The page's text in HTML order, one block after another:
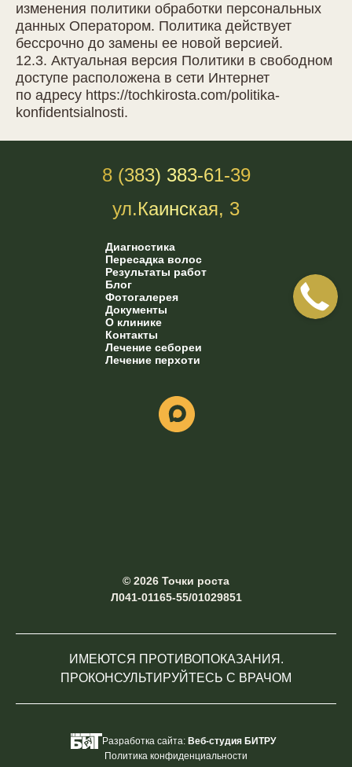
изменения политики обработки персональных
данных Оператором. Политика действует
бессрочно до замены ее новой версией.
12.3. Актуальная версия Политики в свободном
доступе расположена в сети Интернет
по адресу https://tochkirosta.com/politika-
konfidentsialnosti.
© 2026 Точки роста
Л041-01165-55/01029851
Диагностика
Пересадка волос
Результаты работ
Блог
Фотогалерея
Документы
О клинике
Контакты
Лечение себореи
Лечение перхоти
8 (383) 383-61-39
ул.Каинская, 3
ИМЕЮТСЯ ПРОТИВОПОКАЗАНИЯ.
ПРОКОНСУЛЬТИРУЙТЕСЬ С ВРАЧОМ
Разработка сайта: Веб-студия БИТРУ
Политика конфиденциальности